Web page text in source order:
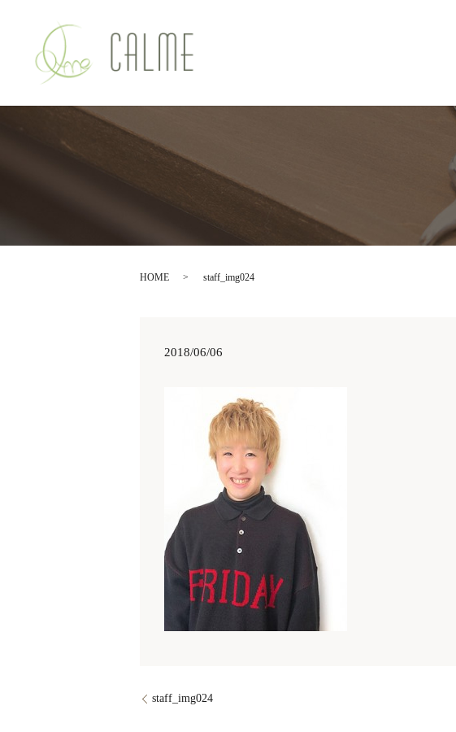
HOME staff_img024
2018/06/06
staff_img024